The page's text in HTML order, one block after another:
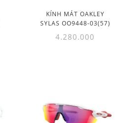
KÍNH MÁT OAKLEY
SYLAS OO9448-03(57)
4.280.000